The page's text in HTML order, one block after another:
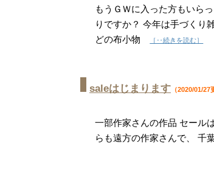
もうＧＷに入った方もいら
りですか？ 今年は手づくり
どの布小物
［‥続きを読む］
saleはじまります （2020/01/27
一部作家さんの作品 セール
らも遠方の作家さんで、 千